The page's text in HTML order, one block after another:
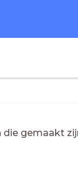
die gemaakt